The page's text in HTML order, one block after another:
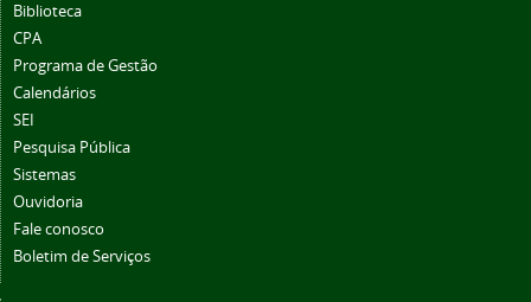
Biblioteca
CPA
Programa de Gestão
Calendários
SEI
Pesquisa Pública
Sistemas
Ouvidoria
Fale conosco
Boletim de Serviços